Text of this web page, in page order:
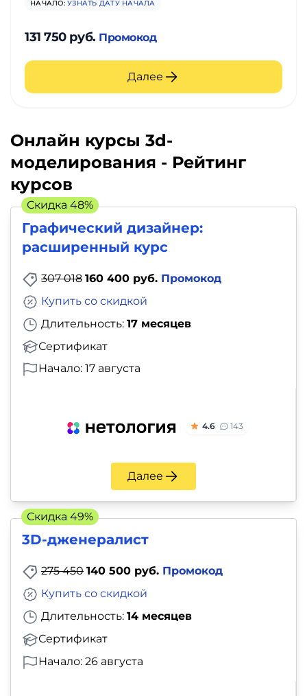
НАЧАЛО: УЗНАТЬ ДАТУ НАЧАЛА
131 750 руб. Промокод
Далее
Онлайн курсы 3d-
моделирования - Рейтинг
курсов
Графический дизайнер:
расширенный курс
307 018 160 400 руб. Промокод
Длительность: 17 месяцев
Сертификат
Купить со скидкой
Начало: 17 августа
4.6 143
Далее
Скидка 48%
3D-дженералист
275 450 140 500 руб. Промокод
Длительность: 14 месяцев
Сертификат
Купить со скидкой
Начало: 26 августа
Скидка 49%
профориентацию